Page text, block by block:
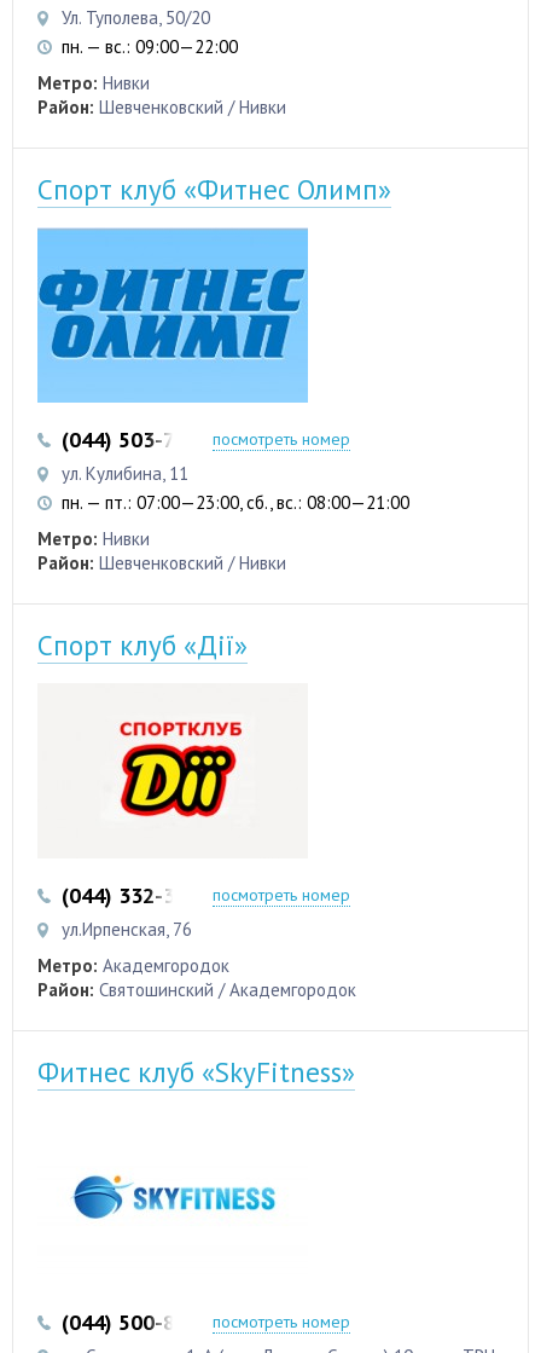
Ул. Туполева, 50/20
пн. — вс.: 09:00—22:00
Метро: Нивки
Район: Шевченковский / Нивки
Спорт клуб «Фитнес Олимп»
(044) 503-72-18посмотреть номер
ул. Кулибина, 11
пн. — пт.: 07:00—23:00, сб., вс.: 08:00—21:00
Метро: Нивки
Район: Шевченковский / Нивки
Спорт клуб «Дії»
(044) 332-32-05посмотреть номер
ул.Ирпенская, 76
Метро: Академгородок
Район: Святошинский / Академгородок
Фитнес клуб «SkyFitness»
(044) 500-83-38 (050) 337-88-94
посмотреть номер